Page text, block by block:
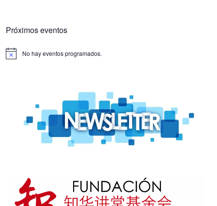
Próximos eventos
Aviso No hay eventos programados.